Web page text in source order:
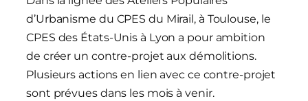
d’Urbanisme du CPES du Mirail, à Toulouse, le
CPES des États-Unis à Lyon a pour ambition
de créer un contre-projet aux démolitions.
Plusieurs actions en lien avec ce contre-projet
sont prévues dans les mois à venir.